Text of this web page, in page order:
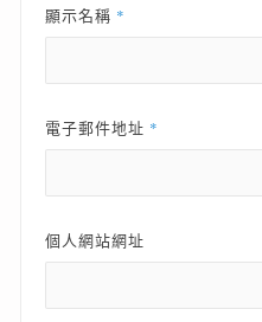
顯示名稱 *
電子郵件地址 *
個人網站網址